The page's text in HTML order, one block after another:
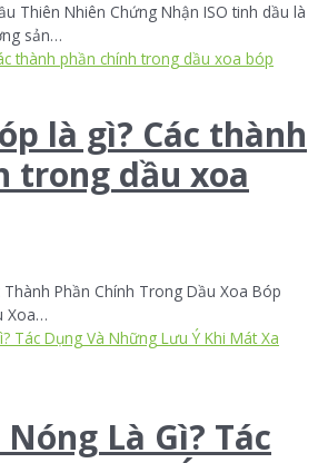
Thiên Nhiên Chứng Nhận ISO tinh dầu là
sản…
là gì? Các thành
trong dầu xoa
Thành Phần Chính Trong Dầu Xoa Bóp
Xoa…
Là Gì? Tác